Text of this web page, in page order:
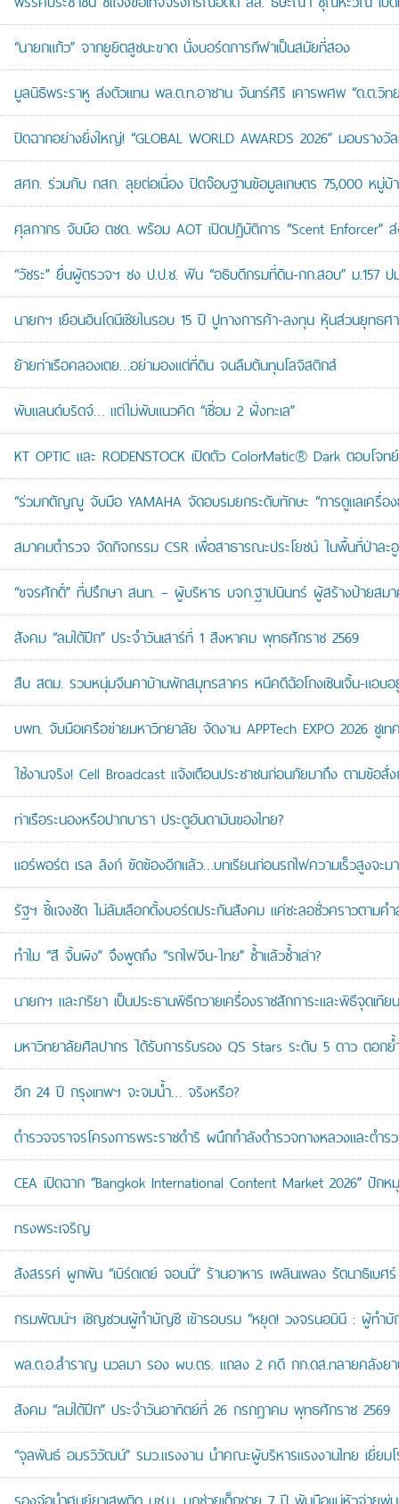
“นายกแก้ว” จากยูยิตสูชนะขาด นั่งบอร์ดการกีฬาเป็นสมัยที่สอง
มูลนิธิพระราหู ส่งตัวแทน พล.ต.ท.อาชาน จันทร์ศิริ เคารพศพ “ด.ต.วิท
ปิดฉากอย่างยิ่งใหญ่! “GLOBAL WORLD AWARDS 2026” มอบรา
สศก. ร่วมกับ กสก. ลุยต่อเนื่อง ปิดจ๊อบฐานข้อมูลเกษตร 75,000 หมู่
ศุลกากร จับมือ ตชด. พร้อม AOT เปิดปฏิบัติการ “Scent Enforcer”
“วัชระ” ยื่นผู้ตรวจฯ ชง ป.ป.ช. ฟัน “อธิบดีกรมที่ดิน-กก.สอบ” ม.157 ป
นายกฯ เยือนอินโดนีเซียในรอบ 15 ปี ปูทางการค้า-ลงทุน หุ้นส่วนยุทธศ
ย้ายท่าเรือคลองเตย…อย่ามองแต่ที่ดิน จนลืมต้นทุนโลจิสติกส์
พับแลนด์บริดจ์… แต่ไม่พับแนวคิด “เชื่อม 2 ฝั่งทะเล”
KT OPTIC และ RODENSTOCK เปิดตัว ColorMatic® Dark ตอบโจ
“ร่วมกตัญญู จับมือ YAMAHA จัดอบรมยกระดับทักษะ “การดูแลเครื่อ
สมาคมตำรวจ จัดกิจกรรม CSR เพื่อสาธารณะประโยชน์ ในพื้นที่ป่าละอู
“ขจรศักดิ์” ที่ปรึกษา สนท. – ผู้บริหาร บจก.ฐาปนินทร์ ผู้สร้างป้ายสม
สังคม “ลมใต้ปีก” ประจำวันเสาร์ที่ 1 สิงหาคม พุทธศักราช 2569
สืบ สตม. รวบหนุ่มจีนคาบ้านพักสมุทรสาคร หนีคดีฉ้อโกงเซินเจิ้น-แอบอ
บพท. จับมือเครือข่ายมหาวิทยาลัย จัดงาน APPTech EXPO 2026 ชูเ
ใช้งานจริง! Cell Broadcast แจ้งเตือนประชาชนก่อนภัยมาถึง ตามข้อสั่
ท่าเรือระนองหรือปากบารา ประตูอันดามันของไทย?
แอร์พอร์ต เรล ลิงก์ ขัดข้องอีกแล้ว…บทเรียนก่อนรถไฟความเร็วสูงจะม
รัฐฯ ชี้แจงชัด ไม่ล้มเลือกตั้งบอร์ดประกันสังคม แค่ชะลอชั่วคราวตามค
ทำไม “สี จิ้นผิง” จึงพูดถึง “รถไฟจีน-ไทย” ซ้ำแล้วซ้ำเล่า?
นายกฯ และภริยา เป็นประธานพิธีถวายเครื่องราชสักการะและพิธีจุดเ
มหาวิทยาลัยศิลปากร ได้รับการรับรอง QS Stars ระดับ 5 ดาว ตอก
อีก 24 ปี กรุงเทพฯ จะจมน้ำ… จริงหรือ?
ตำรวจจราจรโครงการพระราชดำริ ผนึกกำลังตำรวจทางหลวงและตำ
CEA เปิดฉาก “Bangkok International Content Market 2026” ปั
ทรงพระเจริญ
สังสรรค์ ผูกพัน “เบิร์ดเดย์ จอนนี่” ร้านอาหาร เพลินเพลง รัตนาธิเบศ
กรมพัฒน์ฯ เชิญชวนผู้ทำบัญชี เข้ารอบรม “หยุด! วงจรนอมินี : ผู้ทำ
พล.ต.อ.สำราญ นวลมา รอง ผบ.ตร. แถลง 2 คดี กก.ดส.ทลายคลังย
สังคม “ลมใต้ปีก” ประจำวันอาทิตย์ที่ 26 กรกฎาคม พุทธศักราช 2569
“จุลพันธ์ อมรวิวัฒน์” รมว.แรงงาน นำคณะผู้บริหารแรงงานไทย เยี่ยม